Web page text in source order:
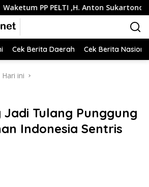
PP PELTI ,H. Anton Sukartono
Cek Berita Daerah Cek Berita
ini
Jadi Tulang Punggung
Indonesia Sentris